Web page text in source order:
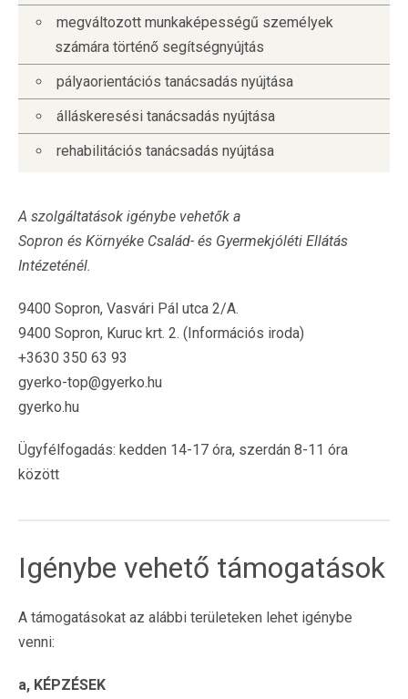
megváltozott munkaképességű személyek
számára történő segítségnyújtás
pályaorientációs tanácsadás nyújtása
álláskeresési tanácsadás nyújtása
rehabilitációs tanácsadás nyújtása
A szolgáltatások igénybe vehetők a
Sopron és Környéke Család- és Gyermekjóléti Ellátás
Intézeténél.
9400 Sopron, Vasvári Pál utca 2/A.
9400 Sopron, Kuruc krt. 2. (Információs iroda)
+3630 350 63 93
gyerko-top@gyerko.hu
gyerko.hu
Ügyfélfogadás: kedden 14-17 óra, szerdán 8-11 óra
között
Igénybe vehető támogatások
A támogatásokat az alábbi területeken lehet igénybe
venni:
a, KÉPZÉSEK